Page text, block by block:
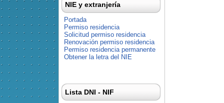
NIE y extranjería
Portada
Permiso residencia
Solicitud permiso residencia
Renovación permiso residencia
Permiso residencia permanente
Obtener la letra del NIE
Lista DNI - NIF